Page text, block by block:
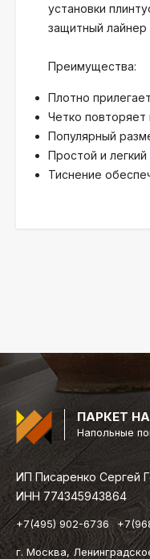
установки
защитный лайнер
Преимущества:
Плотно
Четко повторяет
Популярный
Простой и
Тиснение
ПАРКЕТ
Напольные
ИП Писаренко Сергей
ИНН 774345943864
+7(495) 902-6736
г. Москва,